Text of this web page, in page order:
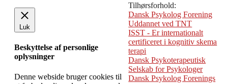
Tilhørsforhold:
Dansk Psykolog Forening
Uddannet ved TNT
ISST - Er internationalt
certificeret i kognitiv skema
terapi
Dansk Psykoterapeutisk
Selskab for Psykologer
Dansk Psykolog Forenings
Luk
Beskyttelse af personlige
oplysninger
Denne webside bruger cookies til